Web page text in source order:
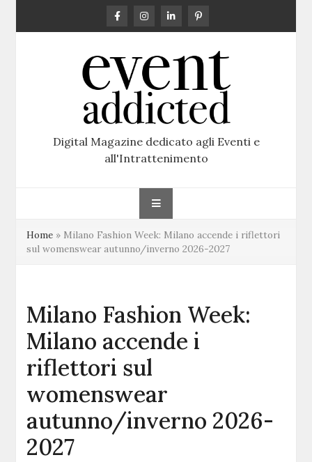
Digital Magazine dedicato agli Eventi e
all'Intrattenimento
Home » Milano Fashion Week: Milano accende i riflettori
sul womenswear autunno/inverno 2026-2027
Milano Fashion Week:
Milano accende i
riflettori sul
womenswear
autunno/inverno 2026-
2027